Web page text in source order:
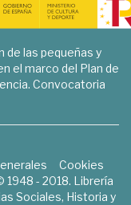
de las pequeñas y
el marco del Plan de
Convocatoria
Cookies
1948 - 2018. Librería
Sociales, Historia y